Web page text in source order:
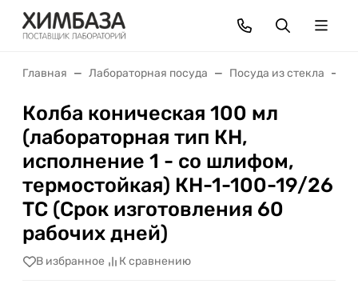
Главная Лабораторная посуда Посуда из стекла
Колба коническая 100 мл
(лабораторная тип КН,
исполнение 1 - со шлифом,
термостойкая) КН-1-100-19/26
ТС (Срок изготовления 60
рабочих дней)
В избранное К сравнению